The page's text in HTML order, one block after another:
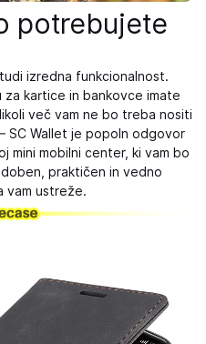
potrebujete
izredna funkcionalnost.
za kartice in bankovce imate
več vam ne bo treba nositi
SC Wallet je popoln odgovor
mini mobilni center, ki vam bo
praktičen in vedno
vam ustreže.